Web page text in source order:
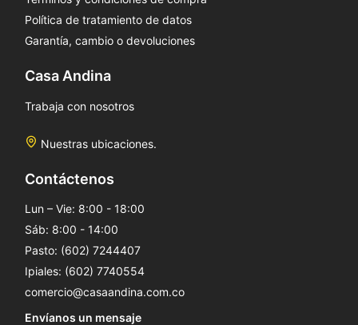
Política de tratamiento de datos
Garantía, cambio o devoluciones
Casa Andina
Trabaja con nosotros
Nuestras ubicaciones.
Contáctenos
Lun – Vie: 8:00 - 18:00
Sáb: 8:00 - 14:00
Pasto: (602) 7244407
Ipiales: (602) 7740554
comercio@casaandina.com.co
Envíanos un mensaje